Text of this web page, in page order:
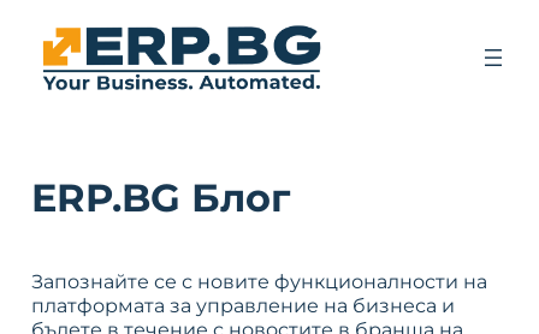
ERP.BG Блог
Запознайте се с новите функционалности на
платформата за управление на бизнеса и